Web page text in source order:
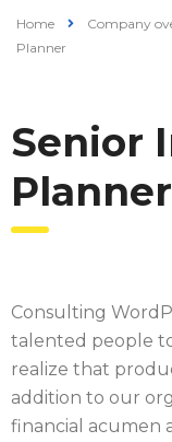
Home Company
Planner
Senior
Planner
Consulting
talented people
realize that
addition to our
financial acumen